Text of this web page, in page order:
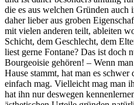
die es aus welchen Gründen auch
daher lieber aus groben
mit vielen anderen teilt, ableiten
Schicht, dem Geschlecht, dem
liest gerne Fontane? Das ist doch
Bourgeoisie gehören! – Wenn
Hause stammt, hat man es schwer
einfach mag. Vielleicht mag man
hat ihn nur deswegen